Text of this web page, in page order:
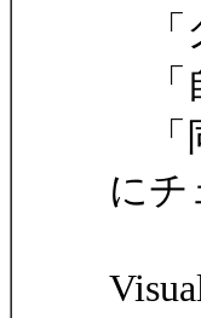
「
「
「
にチ